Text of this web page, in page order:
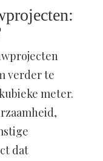
verder te
meter.
dat